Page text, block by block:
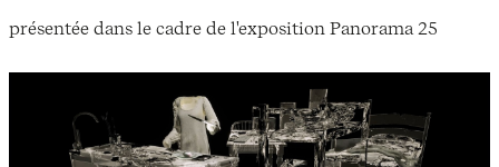
présentée dans le cadre de l'exposition Panorama 25